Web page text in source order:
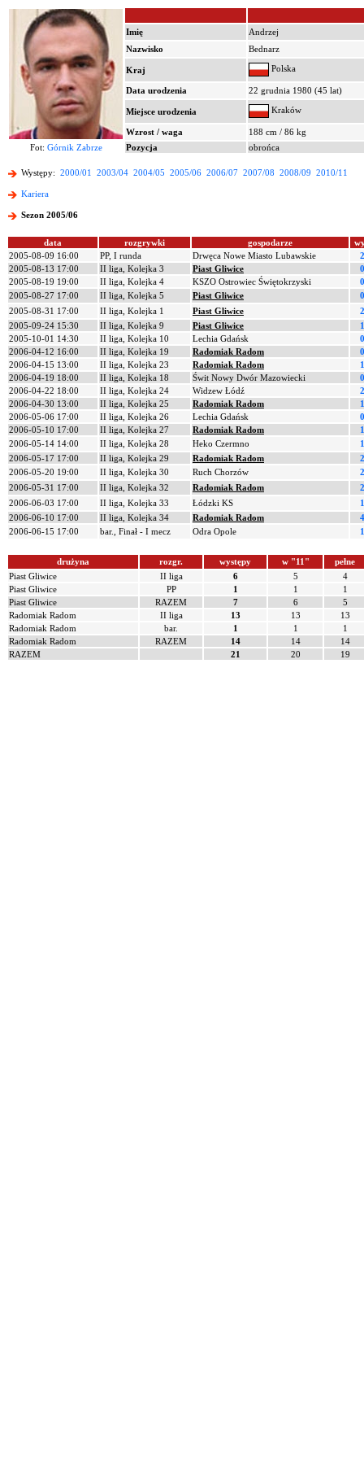
Imię
Andrzej
Nazwisko
Bednarz
Kraj Polska
Data urodzenia 22 grudnia 1980 (45 lat)
Miejsce urodzenia Kraków
Wzrost / waga
188 cm / 86 kg
Fot: Górnik Zabrze Pozycja obrońca
Występy: 2000/01 2003/04 2004/05 2005/06 2006/07 2007/08 2008/09 2010/11
Kariera
Sezon 2005/06
data rozgrywki gospodarze
2005-08-09 16:00
PP, I runda Drwęca Nowe Miasto Lubawskie
2005-08-13 17:00
II liga, Kolejka 3 Piast Gliwice
2005-08-19 19:00
II liga, Kolejka 4 KSZO Ostrowiec Świętokrzyski
2005-08-27 17:00
II liga, Kolejka 5 Piast Gliwice
2005-08-31 17:00
II liga, Kolejka 1 Piast Gliwice
2005-09-24 15:30
II liga, Kolejka 9 Piast Gliwice
2005-10-01 14:30
II liga, Kolejka 10 Lechia Gdańsk
2006-04-12 16:00
II liga, Kolejka 19 Radomiak Radom
2006-04-15 13:00
II liga, Kolejka 23 Radomiak Radom
2006-04-19 18:00
II liga, Kolejka 18 Świt Nowy Dwór Mazowiecki
2006-04-22 18:00
II liga, Kolejka 24 Widzew Łódź
2006-04-30 13:00
II liga, Kolejka 25 Radomiak Radom
2006-05-06 17:00
II liga, Kolejka 26 Lechia Gdańsk
2006-05-10 17:00
II liga, Kolejka 27 Radomiak Radom
2006-05-14 14:00
II liga, Kolejka 28 Heko Czermno
2006-05-17 17:00
II liga, Kolejka 29 Radomiak Radom
2006-05-20 19:00
II liga, Kolejka 30 Ruch Chorzów
2006-05-31 17:00
II liga, Kolejka 32 Radomiak Radom
2006-06-03 17:00
II liga, Kolejka 33 Łódzki KS
2006-06-10 17:00
II liga, Kolejka 34 Radomiak Radom
2006-06-15 17:00
bar., Finał - I mecz Odra Opole
drużyna rozgr. występy w "11"
pełne
Piast Gliwice
II liga 6 5
4
Piast Gliwice
PP 1 1
1
Piast Gliwice
RAZEM 7 6
5
Radomiak Radom
II liga 13 13
13
Radomiak Radom
bar. 1 1
1
Radomiak Radom
RAZEM 14 14
14
RAZEM
21 20 19